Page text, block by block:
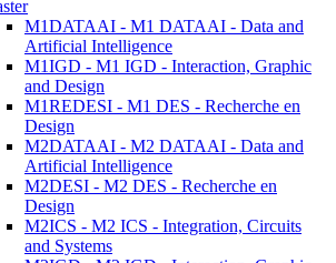
M1DATAAI - M1 DATAAI - Data and
Artificial Intelligence
M1IGD - M1 IGD - Interaction, Graphic
and Design
M1REDESI - M1 DES - Recherche en
Design
M2DATAAI - M2 DATAAI - Data and
Artificial Intelligence
M2DESI - M2 DES - Recherche en
Design
M2ICS - M2 ICS - Integration, Circuits
and Systems